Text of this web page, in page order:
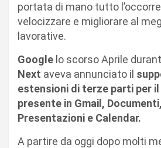
portata di mano tutto
velocizzare e migliorare al
lavorative.
Google lo scorso Aprile
Next aveva annunciato il
estensioni di terze parti per
presente in Gmail,
Presentazioni e Calendar.
A partire da oggi dopo molti